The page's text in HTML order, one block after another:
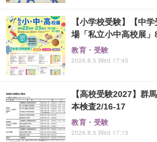
【小学校受験】【中
場「私立小中高校展
教育・受験
2026.8.5 Wed 17:45
【高校受験2027】群
本検査2/16-17
教育・受験
2026.8.5 Wed 17:15